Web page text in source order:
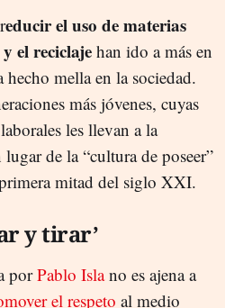
educir el uso de materias
el reciclaje han ido a más en
mella en la sociedad.
más jóvenes, cuyas
les llevan a la
lugar de la “cultura de poseer”
mitad del siglo XXI.
y tirar’
porPablo Islano es ajena a
el respeto al medio